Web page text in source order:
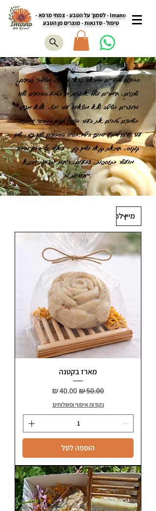
Imano - לסמוך על הטבע - צמחי מרפא -
טיפול - סדנאות - מוצרים מן הטבע
סבונים טבעיים במראה פראי וגולמי, משולבי פרחים,
שרפים, חימרים ושלל אוצרות מן הטבע.הסבונים שלנו
מיוצרים בשיטה שלא משאירה עור יבש, אלא מזינה
בשמנים טובים את העור בנוסף לנקיון הבסיסי ומותירה
עור נעים למגע ומוזן היטב.בסיס הסבונים שמן זית, שמן
קוקוס, חמאת קקאו ושמן קיק - כאשר כל סבון וסבון
מועשר בתוספות, צבעים, ריחות ותכונות מרפא
ייחודיות לו.
מארז בקטנה
מחיר רגילמחיר מבצע
נקודות איסוף ומשלוחים
הוספה לסל